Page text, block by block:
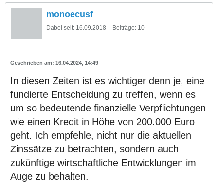
monoecusf
Dabei seit: 16.09.2018 Beiträge: 10
16.04.2024, 14:49
In diesen Zeiten ist es wichtiger denn je, eine
fundierte Entscheidung zu treffen, wenn es
um so bedeutende finanzielle Verpflichtungen
wie einen Kredit in Höhe von 200.000 Euro
geht. Ich empfehle, nicht nur die aktuellen
Zinssätze zu betrachten, sondern auch
zukünftige wirtschaftliche Entwicklungen im
Auge zu behalten.